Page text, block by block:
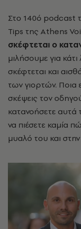
Στο 140ό podcast
Tips της Athens
σκέφτεται ο
μιλήσουμε για
σκέφτεται και
των γιορτών. Ποια
σκέψεις τον
κατανοήσετε αυτά
να πιέσετε καμία
μυαλό του και